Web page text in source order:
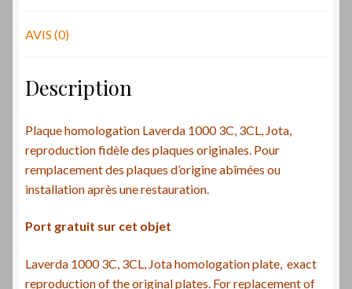
AVIS (0)
Description
Plaque homologation Laverda 1000 3C, 3CL, Jota,
reproduction fidèle des plaques originales. Pour
remplacement des plaques d’origine abîmées ou
installation après une restauration.
Port gratuit sur cet objet
Laverda 1000 3C, 3CL, Jota homologation plate, exact
reproduction of the original plates. For replacement of